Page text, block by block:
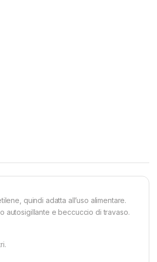
quindi adatta all’uso alimentare.
autosigillante e beccuccio di travaso.